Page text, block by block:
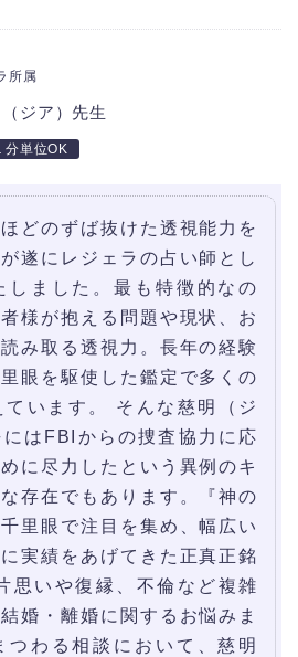
（ジア）先生
所属
分単位OK
どのずば抜けた透視能力を
遂にレジェラの占い師とし
しました。最も特徴的なの
様が抱える問題や現状、お
み取る透視力。長年の経験
眼を駆使した鑑定で多くの
ています。 そんな慈明（ジ
はFBIからの捜査協力に応
に尽力したという異例のキ
存在でもあります。『神の
里眼で注目を集め、幅広い
実績をあげてきた正真正銘
思いや復縁、不倫など複雑
婚・離婚に関するお悩みま
つわる相談において、慈明